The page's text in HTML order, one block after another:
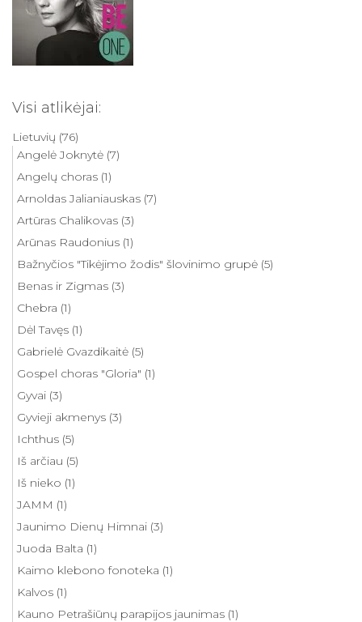
Visi atlikėjai:
Lietuvių (76)
Angelė Joknytė (7)
Angelų choras (1)
Arnoldas Jalianiauskas (7)
Artūras Chalikovas (3)
Arūnas Raudonius (1)
Bažnyčios "Tikėjimo žodis" šlovinimo grupė (5)
Benas ir Zigmas (3)
Chebra (1)
Dėl Tavęs (1)
Gabrielė Gvazdikaitė (5)
Gospel choras "Gloria" (1)
Gyvai (3)
Gyvieji akmenys (3)
Ichthus (5)
Iš arčiau (5)
Iš nieko (1)
JAMM (1)
Jaunimo Dienų Himnai (3)
Juoda Balta (1)
Kaimo klebono fonoteka (1)
Kalvos (1)
Kauno Petrašiūnų parapijos jaunimas (1)